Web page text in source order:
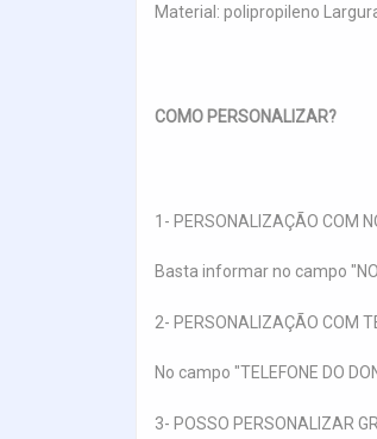
Material: polipropileno
COMO PERSONALIZAR?
1- PERSONALIZAÇÃO COM
Basta informar no campo
2- PERSONALIZAÇÃO COM
No campo "TELEFONE DO
3- POSSO PERSONALIZAR